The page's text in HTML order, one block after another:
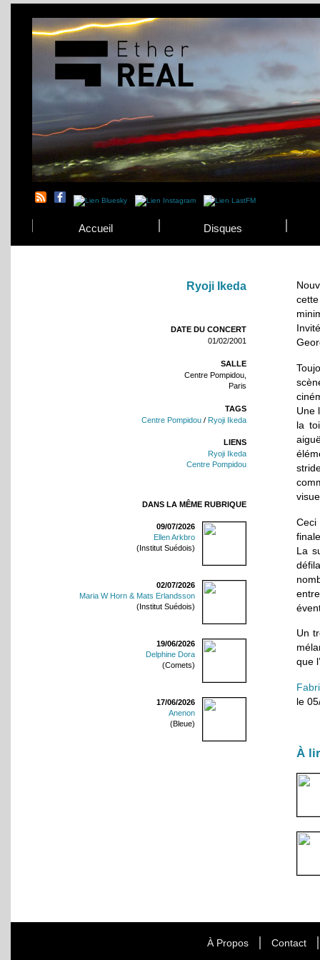
Accueil Disques
Ryoji Ikeda
DATE DU CONCERT
01/02/2001
SALLE
Centre Pompidou,
Paris
TAGS
Centre Pompidou / Ryoji Ikeda
LIENS
Ryoji Ikeda
Centre Pompidou
DANS LA MÊME RUBRIQUE
09/07/2026
Ellen Arkbro
(Institut Suédois)
02/07/2026
Maria W Horn & Mats Erlandsson
(Institut Suédois)
19/06/2026
Delphine Dora
(Comets)
17/06/2026
Anenon
(Bleue)
Une
la
Ceci
La
Un
que
le
À
À Propos Contact